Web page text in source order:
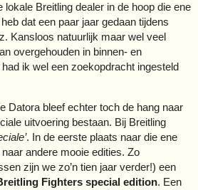
lokale Breitling dealer in de hoop die ene
dat een paar jaar gedaan tijdens
Kansloos natuurlijk maar wel veel
overgehouden in binnen- en
ik wel een zoekopdracht ingesteld
Datora bleef echter toch de hang naar
uitvoering bestaan. Bij Breitling
. In de eerste plaats naar die ene
andere mooie edities. Zo
zijn we zo’n tien jaar verder!) een
Fighters special edition. Een